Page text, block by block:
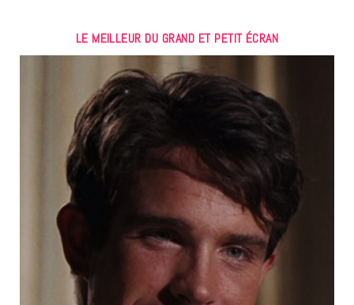
LE MEILLEUR DU GRAND ET PETIT ÉCRAN